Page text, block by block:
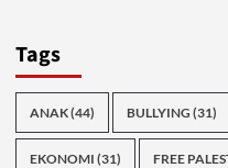
Tags
ANAK(44) BULLYING (31)
EKONOMI (31) FREE